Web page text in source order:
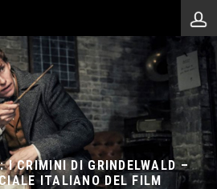
CRIMINI DI GRINDELWALD –
ITALIANO DEL FILM